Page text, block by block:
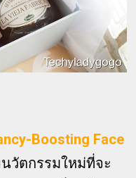
Boosting Face
วัตกรรมใหม่ที่จะ